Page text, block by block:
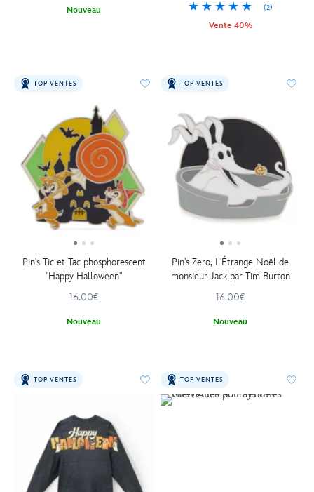
Nouveau (2)
Vente 40%
TOP VENTES
Pin's Tic et Tac phosphorescent
''Happy Halloween''
16.00€
Nouveau
TOP VENTES
Pin's Zero, L'Étrange Noël de
monsieur Jack par Tim Burton
16.00€
Nouveau
TOP VENTES TOP VENTES